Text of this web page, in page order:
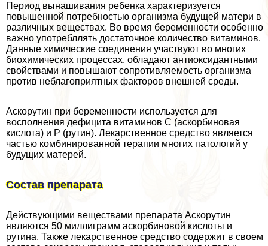
Период вынашивания ребенка хаpaктеризуется
повышенной потребностью организма будущей матери в
различных веществах. Во время беременности особенно
важно употрeбллять достаточное количество витаминов.
Данные химические соединения участвуют во многих
биохимических процессах, обладают антиоксидантными
свойствами и повышают сопротивляемость организма
против нeблагоприятных факторов внешней среды.
Аскорутин при беременности используется для
восполнения дефицита витаминов С (аскорбиновая
кислота) и Р (рутин). Лекарственное средство является
частью комбинированной терапии многих патологий у
будущих матерей.
Состав препарата
Действующими веществами препарата Аскорутин
являются 50 миллиграмм аскорбиновой кислоты и
рутина. Также лекарственное средство содержит в своем